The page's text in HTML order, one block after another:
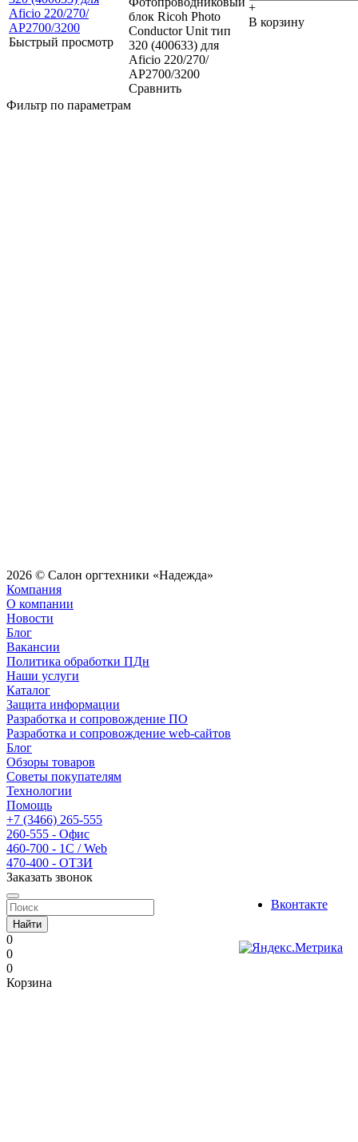
Быстрый просмотр
блок Ricoh Photo
Conductor Unit тип
320 (400633) для
Aficio 220/270/
AP2700/3200
Сравнить
+
В корзину
Фильтр по параметрам
2026 © Салон оргтехники «Надежда»
Компания
О компании
Новости
Блог
Вакансии
Политика обработки ПДн
Наши услуги
Каталог
Защита информации
Разработка и сопровождение ПО
Разработка и сопровождение web-сайтов
Блог
Обзоры товаров
Советы покупателям
Технологии
Помощь
+7 (3466) 265-555
260-555 - Офис
460-700 - 1C / Web
470-400 - ОТЗИ
Заказать звонок
Вконтакте
Найти
0
0
0
Корзина